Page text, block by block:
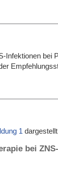
Infektionen bei
1
bei